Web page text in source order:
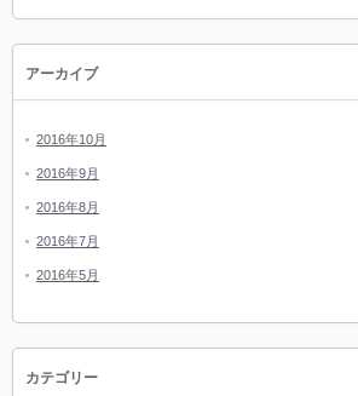
アーカイブ
2016年10月
2016年9月
2016年8月
2016年7月
2016年5月
カテゴリー